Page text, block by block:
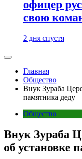
офицер
свою
2 дня спустя
Главная
Общество
Внук Зураба
памятника деду
Общество
Внук Зураба
об установке